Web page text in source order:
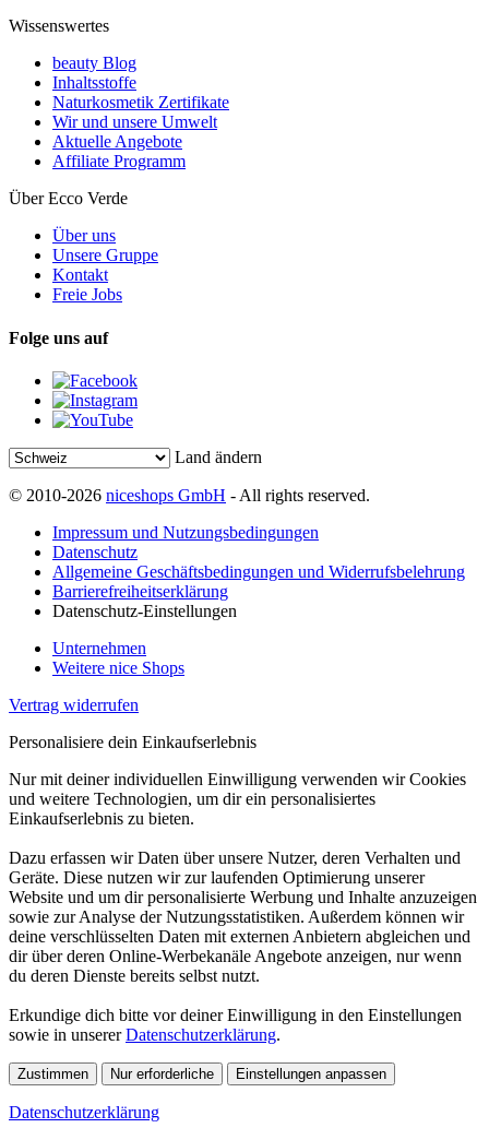
Wissenswertes
beauty Blog
Inhaltsstoffe
Naturkosmetik Zertifikate
Wir und unsere Umwelt
Aktuelle Angebote
Affiliate Programm
Über Ecco Verde
Über uns
Unsere Gruppe
Kontakt
Freie Jobs
Folge uns auf
Land ändern
© 2010-2026 niceshops GmbH - All rights reserved.
Impressum und Nutzungsbedingungen
Datenschutz
Allgemeine Geschäftsbedingungen und Widerrufsbelehrung
Barrierefreiheitserklärung
Datenschutz-Einstellungen
Unternehmen
Weitere nice Shops
Vertrag widerrufen
Personalisiere dein Einkaufserlebnis
Nur mit deiner individuellen Einwilligung verwenden wir Cookies
und weitere Technologien, um dir ein personalisiertes
Einkaufserlebnis zu bieten.
Dazu erfassen wir Daten über unsere Nutzer, deren Verhalten und
Geräte. Diese nutzen wir zur laufenden Optimierung unserer
Website und um dir personalisierte Werbung und Inhalte anzuzeigen
sowie zur Analyse der Nutzungsstatistiken. Außerdem können wir
deine verschlüsselten Daten mit externen Anbietern abgleichen und
dir über deren Online-Werbekanäle Angebote anzeigen, nur wenn
du deren Dienste bereits selbst nutzt.
Erkundige dich bitte vor deiner Einwilligung in den Einstellungen
sowie in unsererDatenschutzerklärung.
Zustimmen Nur erforderliche Einstellungen anpassen
Datenschutzerklärung